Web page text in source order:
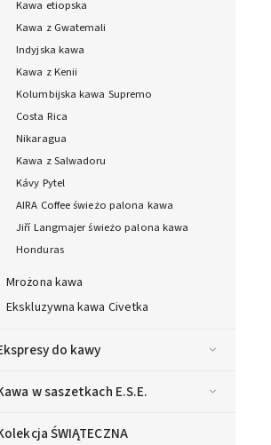
Kawa etiopska
Kawa z Gwatemali
Indyjska kawa
Kawa z Kenii
Kolumbijska kawa Supremo
Costa Rica
Nikaragua
Kawa z Salwadoru
Kávy Pytel
AIRA Coffee świeżo palona kawa
Jiří Langmajer świeżo palona kawa
Honduras
Mrożona kawa
Ekskluzywna kawa Civetka
do kawy
w saszetkach E.S.E.
ŚWIĄTECZNA